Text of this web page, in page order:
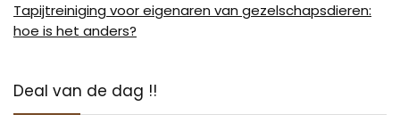
Tapijtreiniging voor eigenaren van gezelschapsdieren:
hoe is het anders?
Deal van de dag !!